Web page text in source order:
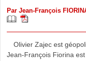
Par Jean-François
Olivier Zajec est
Jean-François Fiorina est